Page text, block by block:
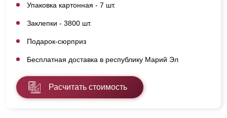
Упаковка картонная - 7 шт.
Заклепки - 3800 шт.
Подарок-сюрприз
Бесплатная доставка в республику Марий Эл
Расчитать стоимость